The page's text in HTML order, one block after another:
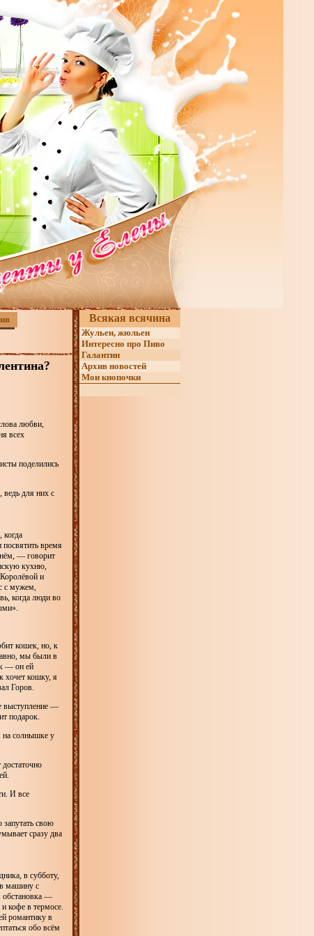
любви,
всех
поделились
ведь для них с
посвятить время
— говорит
кухню,
и
с мужем,
когда люди во
кошек, но, к
мы были в
— он ей
хочет кошку, я
Горов.
выступление —
подарок.
на солнышке у
И все
свою
сразу два
в субботу,
в машину с
обстановка —
и кофе в термосе.
романтику в
обо всём
Всякая всячина
Жульен, жюльен
Интересно про Пиво
Галантин
Архив новостей
Мои кнопочки